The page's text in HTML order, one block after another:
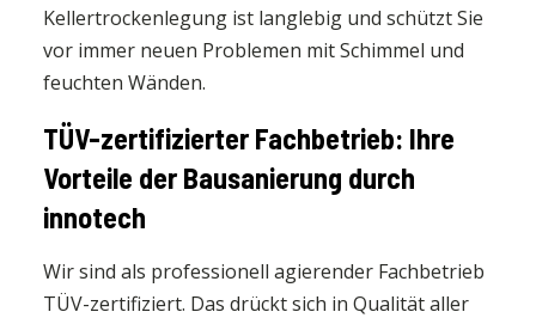
Kellertrockenlegung ist langlebig und schützt Sie
vor immer neuen Problemen mit Schimmel und
feuchten Wänden.
TÜV-zertifizierter Fachbetrieb: Ihre
Vorteile der Bausanierung durch
innotech
Wir sind als professionell agierender Fachbetrieb
TÜV-zertifiziert. Das drückt sich in Qualität aller